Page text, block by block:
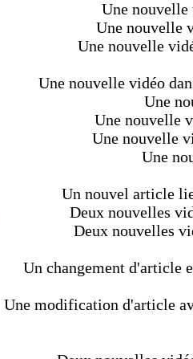
Une nouvelle
Une nouvelle
Une nouvelle
Une nouvelle vidéo
Une
Une nouvelle
Une nouvelle
Une
Un nouvel article
Deux nouvelles
Deux nouvelles
Un changement d'article
Une modification d'article